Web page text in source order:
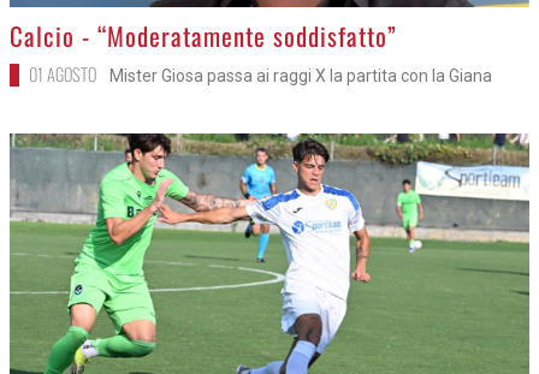
>
Calcio - “Moderatamente soddisfatto”
01 AGOSTO Mister Giosa passa ai raggi X la partita con la Giana